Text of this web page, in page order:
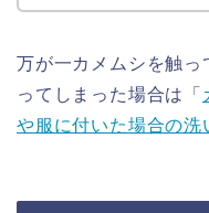
万が一カメムシを触っ
ってしまった場合は「
や服に付いた場合の洗